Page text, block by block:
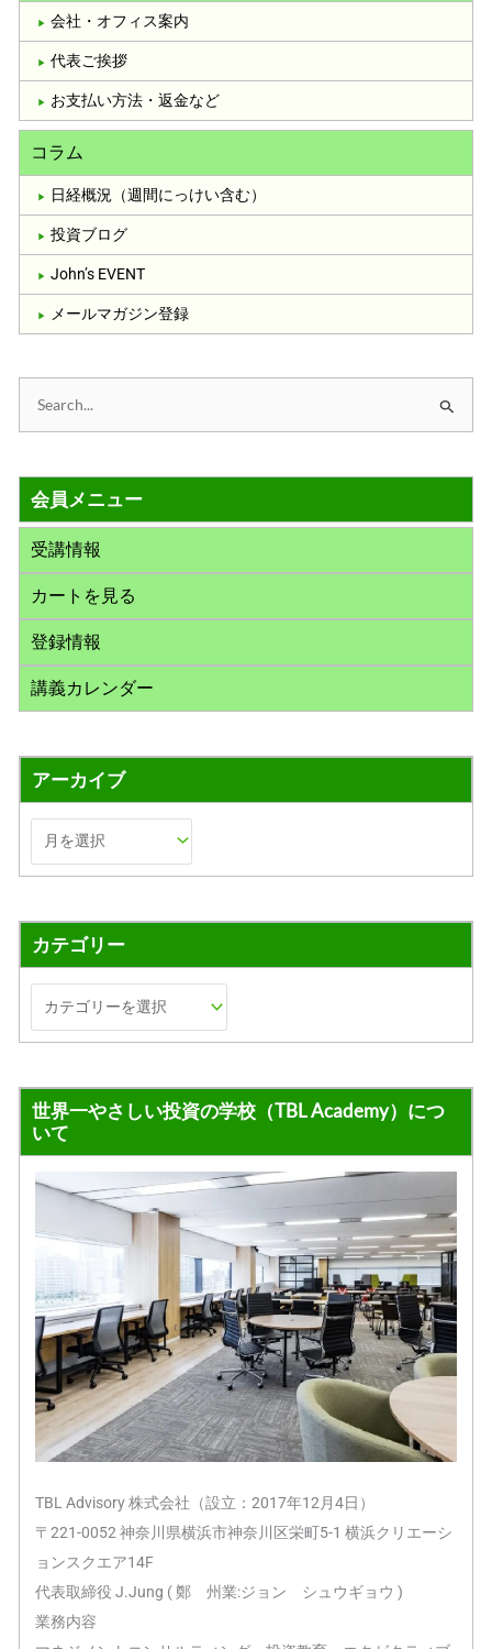
会社・オフィス案内
代表ご挨拶
お支払い方法・返金など
コラム
日経概況（週間にっけい含む）
投資ブログ
John’s EVENT
メールマガジン登録
索
象
:
会員メニュー
受講情報
カートを見る
登録情報
講義カレンダー
アーカイブ
カテゴリー
世界一やさしい投資の学校（TBL Academy）につ
いて
TBL Advisory 株式会社（設立：2017年12月4日）
〒221-0052 神奈川県横浜市神奈川区栄町5-1 横浜クリエーシ
ョンスクエア14F
代表取締役 J.Jung ( 鄭 州業:ジョン シュウギョウ )
業務内容